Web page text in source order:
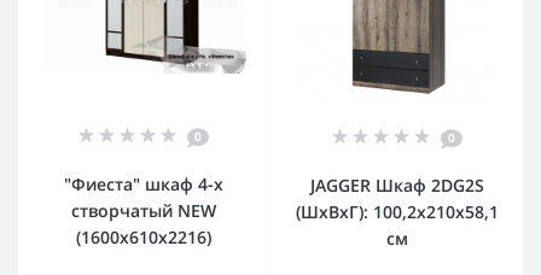
0
"Фиеста" шкаф 4-х
створчатый NEW
(1600х610х2216)
0
JAGGER Шкаф 2DG2S
(ШхВхГ): 100,2x210x58,1
см